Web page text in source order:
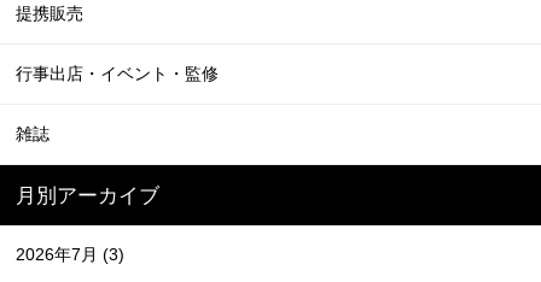
提携販売
行事出店・イベント・監修
雑誌
月別アーカイブ
2026年7月(3)